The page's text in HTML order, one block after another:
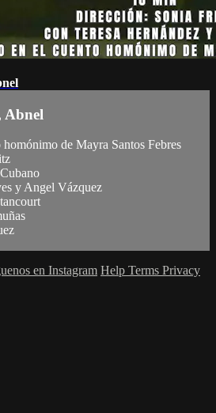
Abnel
homónimo de Mayra Santos Febres
y Angel Vázquez
en Instagram Help Terms Privacy